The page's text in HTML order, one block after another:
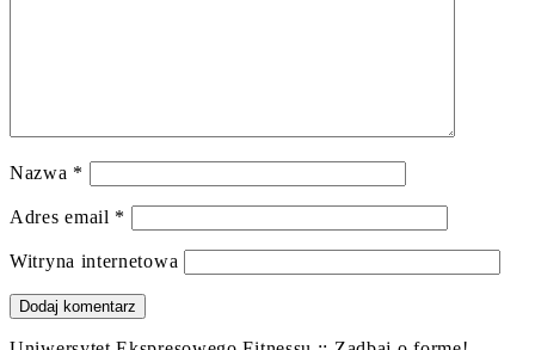
Nazwa *
Adres email *
Witryna internetowa